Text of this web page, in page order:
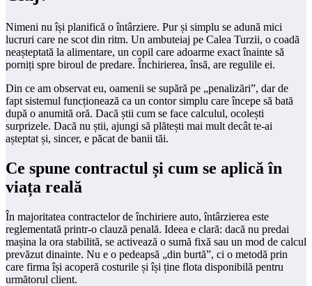
Nimeni nu își planifică o întârziere. Pur și simplu se adună mici
lucruri care ne scot din ritm. Un ambuteiaj pe Calea Turzii, o coadă
neașteptată la alimentare, un copil care adoarme exact înainte să
porniți spre biroul de predare. Închirierea, însă, are regulile ei.
Din ce am observat eu, oamenii se supără pe „penalizări”, dar de
fapt sistemul funcționează ca un contor simplu care începe să bată
după o anumită oră. Dacă știi cum se face calculul, ocolești
surprizele. Dacă nu știi, ajungi să plătești mai mult decât te-ai
așteptat și, sincer, e păcat de banii tăi.
Ce spune contractul și cum se aplică în
viața reală
În majoritatea contractelor de închiriere auto, întârzierea este
reglementată printr-o clauză penală. Ideea e clară: dacă nu predai
mașina la ora stabilită, se activează o sumă fixă sau un mod de calcul
prevăzut dinainte. Nu e o pedeapsă „din burtă”, ci o metodă prin
care firma își acoperă costurile și își ține flota disponibilă pentru
următorul client.